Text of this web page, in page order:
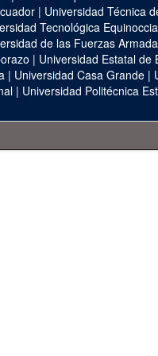
| Universidad Técnica
Tecnológica
de las Fuerzas
| Universidad Estatal de
| Universidad Casa Grande |
| Universidad Politécnica